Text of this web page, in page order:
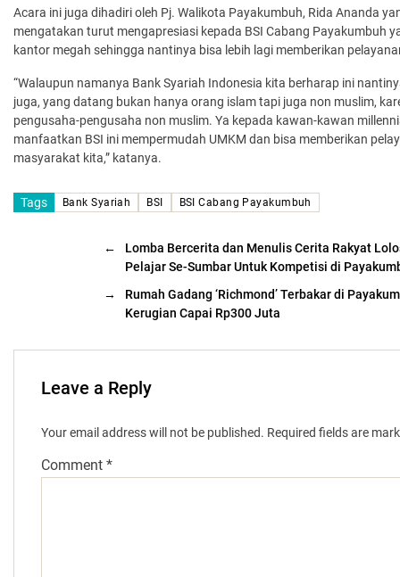
Acara ini juga dihadiri oleh Pj. Walikota Payakumbuh, Rida Ananda
mengatakan turut mengapresiasi kepada BSI Cabang Payakumbuh
kantor megah sehingga nantinya bisa lebih lagi memberikan
“Walaupun namanya Bank Syariah Indonesia kita berharap ini
juga, yang datang bukan hanya orang islam tapi juga non muslim,
pengusaha-pengusaha non muslim. Ya kepada kawan-kawan
manfaatkan BSI ini mempermudah UMKM dan bisa memberikan
masyarakat kita,” katanya.
Tags Bank Syariah BSI BSI Cabang Payakumbuh
←
Lomba Bercerita dan Menulis Cerita Rakyat
Pelajar Se-Sumbar Untuk Kompetisi di
→
Rumah Gadang ‘Richmond’ Terbakar di
Kerugian Capai Rp300 Juta
Leave a Reply
Your email address will not be published. Required fields are
Comment *